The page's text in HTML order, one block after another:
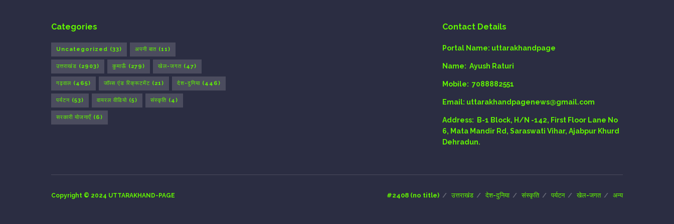
Categories
Uncategorized (33) अपनी बात (11)
उत्तराखंड (2903) कुमाऊँ (279) खेल-जगत (47)
गढ़वाल (465) जॉब्स एंड रिक्रूटमेंट (21) देश-दुनिया (446)
पर्यटन (53) वायरल वीडियो (5) संस्कृति (4)
सरकारी योजनाएँ (6)
Contact Details
Portal Name: uttarakhandpage
Name: Ayush Raturi
Mobile: 7088882551
Email: uttarakhandpagenews@gmail.com
Address:
B-1 Block, H/N -142, First Floor Lane No
6, Mata Mandir Rd, Saraswati Vihar, Ajabpur Khurd
Dehradun.
#2408 (no title) उत्तराखंड देश-दुनिया संस्कृति पर्यटन खेल-जगत अन्य
Copyright © 2024 UTTARAKHAND-PAGE